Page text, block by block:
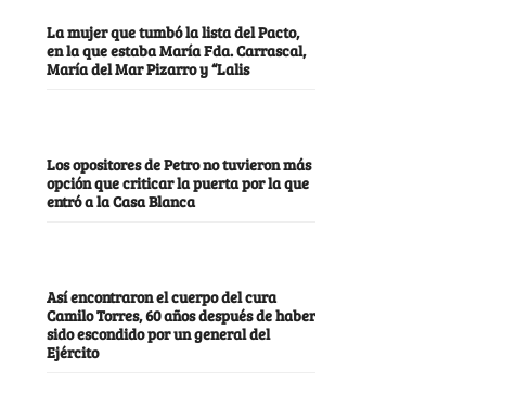
La mujer que tumbó la lista del Pacto,
en la que estaba María Fda. Carrascal,
María del Mar Pizarro y “Lalis
Los opositores de Petro no tuvieron más
opción que criticar la puerta por la que
entró a la Casa Blanca
Así encontraron el cuerpo del cura
Camilo Torres, 60 años después de haber
sido escondido por un general del
Ejército